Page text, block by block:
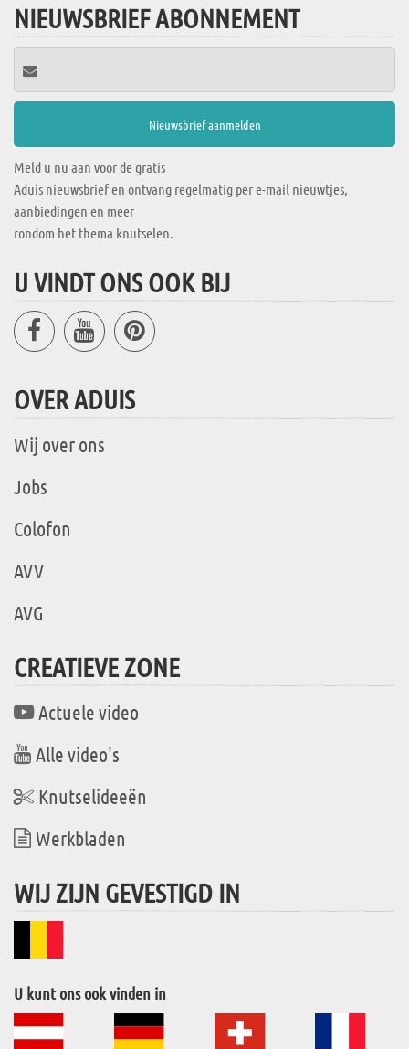
NIEUWSBRIEF ABONNEMENT
Meld u nu aan voor de gratis
Aduis nieuwsbrief en ontvang regelmatig per e-mail nieuwtjes,
aanbiedingen en meer
rondom het thema knutselen.
U VINDT ONS OOK BIJ
OVER ADUIS
Wij over ons
Jobs
Colofon
AVV
AVG
CREATIEVE ZONE
Actuele video
Alle video's
Knutselideeën
Werkbladen
WIJ ZIJN GEVESTIGD IN
U kunt ons ook vinden in